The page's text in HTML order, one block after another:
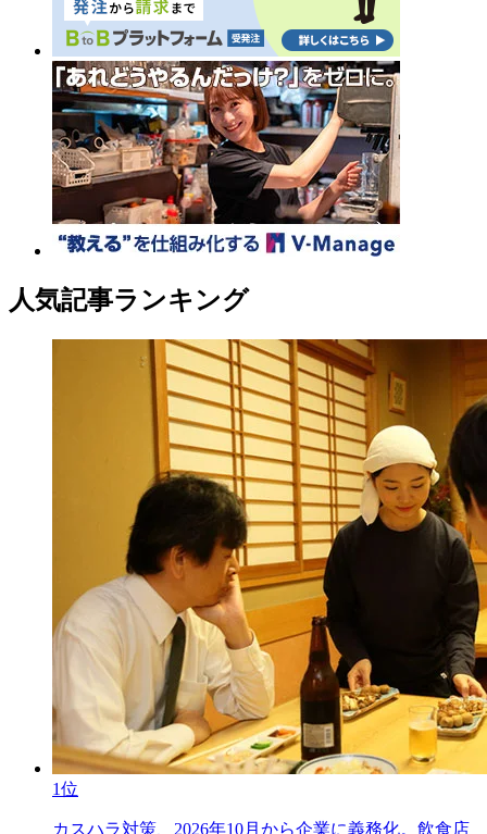
人気記事ランキング
1位
カスハラ対策、2026年10月から企業に義務化。飲食店